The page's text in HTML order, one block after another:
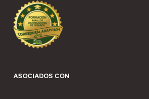
ASOCIADOS CON